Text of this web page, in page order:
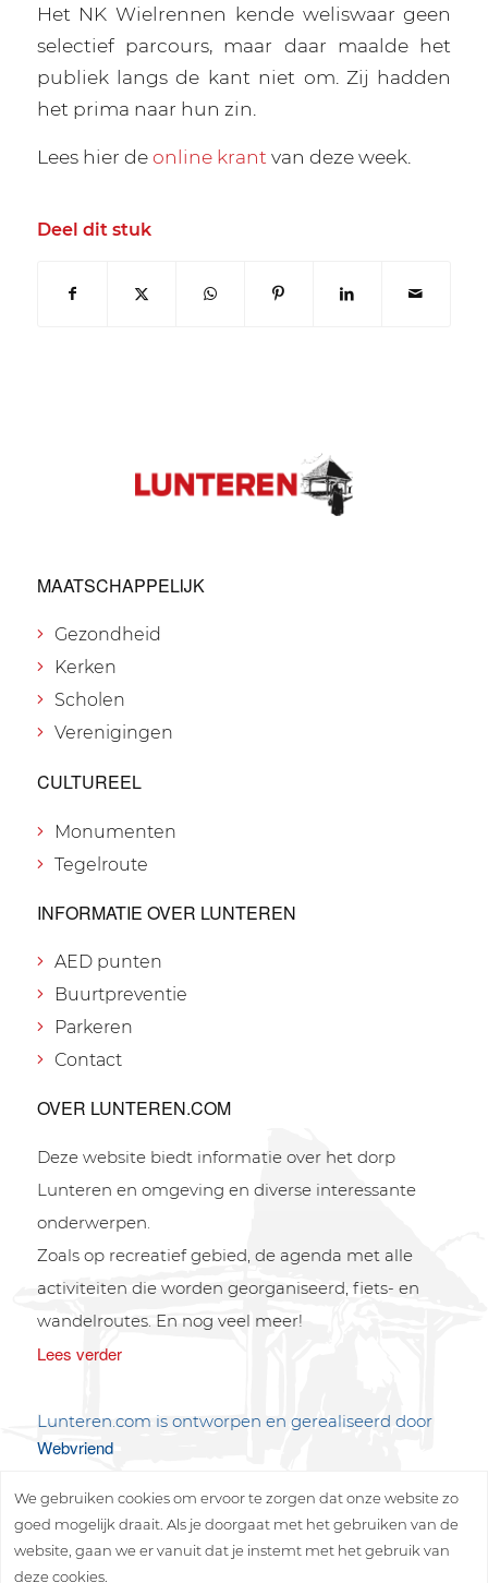
Het NK Wielrennen kende weliswaar geen
selectief parcours, maar daar maalde het
publiek langs de kant niet om. Zij hadden
het prima naar hun zin.
Lees hier deonline krant van deze week.
Deel dit stuk
MAATSCHAPPELIJK
Gezondheid
Kerken
Scholen
Verenigingen
CULTUREEL
Monumenten
Tegelroute
INFORMATIE OVER LUNTEREN
AED punten
Buurtpreventie
Parkeren
Contact
OVER LUNTEREN.COM
Deze website biedt informatie over het dorp
Lunteren en omgeving en diverse interessante
onderwerpen.
Zoals op recreatief gebied, de agenda met alle
activiteiten die worden georganiseerd, fiets- en
wandelroutes. En nog veel meer!
Lees verder
Lunteren.com is ontworpen en gerealiseerd door
Webvriend
We gebruiken cookies om ervoor te zorgen dat onze website zo
goed mogelijk draait. Als je doorgaat met het gebruiken van de
website, gaan we er vanuit dat je instemt met het gebruik van
deze cookies.